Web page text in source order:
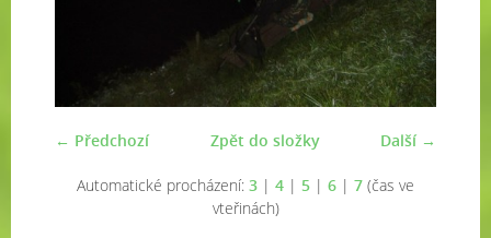
← Předchozí Další →
Zpět do složky
Automatické procházení: 3 | 4 | 5 | 6 | 7 (čas ve
vteřinách)